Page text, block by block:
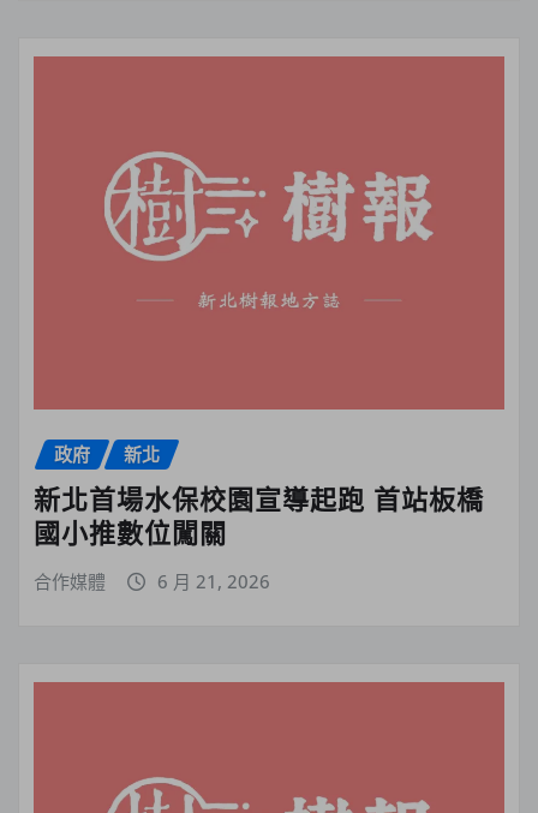
政府 新北
新北首場水保校園宣導起跑 首站板橋
國小推數位闖關
合作媒體 6 月 21, 2026